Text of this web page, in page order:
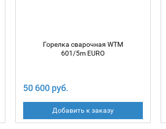
Горелка сварочная WTM
601/5m EURO
50 600 руб.
Добавить к заказу